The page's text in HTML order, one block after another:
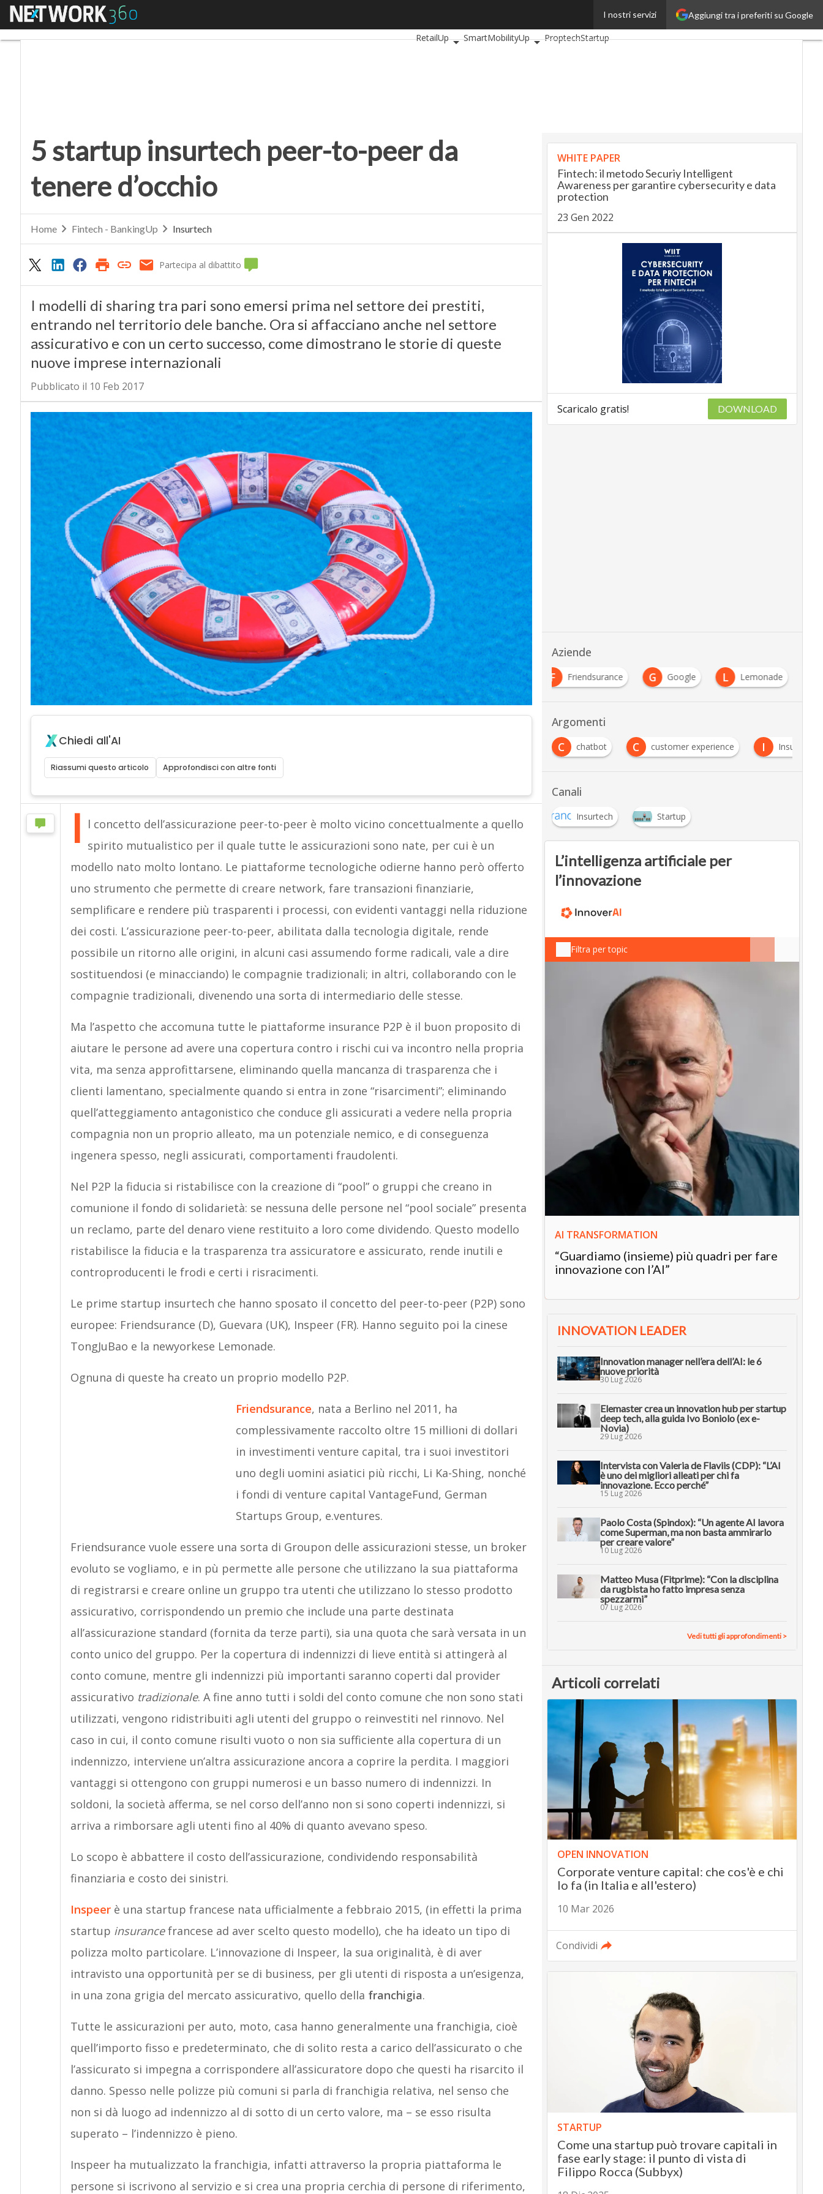
Aggiungi tra i preferiti su Google
I nostri servizi
Menu
InsuranceUp
RetailUp
SmartMobilityUp ProptechStartup
5 startup insurtech peer-to-peer da
tenere d’occhio
Home Fintech - BankingUp Insurtech
Partecipa al dibattito
I modelli di sharing tra pari sono emersi prima nel settore dei prestiti,
entrando nel territorio dele banche. Ora si affacciano anche nel settore
assicurativo e con un certo successo, come dimostrano le storie di queste
nuove imprese internazionali
Pubblicato il 10 Feb 2017
Chiedi all'AI
Riassumi questo articolo Approfondisci con altre fonti
I l concetto dell’assicurazione peer-to-peer è molto vicino concettualmente a quello
spirito mutualistico per il quale tutte le assicurazioni sono nate, per cui è un
modello nato molto lontano. Le piattaforme tecnologiche odierne hanno però offerto
uno strumento che permette di creare network, fare transazioni finanziarie,
semplificare e rendere più trasparenti i processi, con evidenti vantaggi nella riduzione
dei costi. L’assicurazione peer-to-peer, abilitata dalla tecnologia digitale, rende
possibile un ritorno alle origini, in alcuni casi assumendo forme radicali, vale a dire
sostituendosi (e minacciando) le compagnie tradizionali; in altri, collaborando con le
compagnie tradizionali, divenendo una sorta di intermediario delle stesse.
Ma l’aspetto che accomuna tutte le piattaforme insurance P2P è il buon proposito di
aiutare le persone ad avere una copertura contro i rischi cui va incontro nella propria
vita, ma senza approfittarsene, eliminando quella mancanza di trasparenza che i
clienti lamentano, specialmente quando si entra in zone “risarcimenti”; eliminando
quell’atteggiamento antagonistico che conduce gli assicurati a vedere nella propria
compagnia non un proprio alleato, ma un potenziale nemico, e di conseguenza
ingenera spesso, negli assicurati, comportamenti fraudolenti.
Nel P2P la fiducia si ristabilisce con la creazione di “pool” o gruppi che creano in
comunione il fondo di solidarietà: se nessuna delle persone nel “pool sociale” presenta
un reclamo, parte del denaro viene restituito a loro come dividendo. Questo modello
ristabilisce la fiducia e la trasparenza tra assicuratore e assicurato, rende inutili e
controproducenti le frodi e certi i risracimenti.
Le prime startup insurtech che hanno sposato il concetto del peer-to-peer (P2P) sono
europee: Friendsurance (D), Guevara (UK), Inspeer (FR). Hanno seguito poi la cinese
TongJuBao e la newyorkese Lemonade.
Ognuna di queste ha creato un proprio modello P2P.
Friendsurance, nata a Berlino nel 2011, ha
complessivamente raccolto oltre 15 millioni di dollari
in investimenti venture capital, tra i suoi investitori
uno degli uomini asiatici più ricchi, Li Ka-Shing, nonché
i fondi di venture capital VantageFund, German
Startups Group, e.ventures.
Friendsurance vuole essere una sorta di Groupon delle assicurazioni stesse, un broker
evoluto se vogliamo, e in pù permette alle persone che utilizzano la sua piattaforma
di registrarsi e creare online un gruppo tra utenti che utilizzano lo stesso prodotto
assicurativo, corrispondendo un premio che include una parte destinata
all’assicurazione standard (fornita da terze parti), sia una quota che sarà versata in un
conto unico del gruppo. Per la copertura di indennizzi di lieve entità si attingerà al
conto comune, mentre gli indennizzi più importanti saranno coperti dal provider
assicurativo tradizionale. A fine anno tutti i soldi del conto comune che non sono stati
utilizzati, vengono ridistribuiti agli utenti del gruppo o reinvestiti nel rinnovo. Nel
caso in cui, il conto comune risulti vuoto o non sia sufficiente alla copertura di un
indennizzo, interviene un’altra assicurazione ancora a coprire la perdita. I maggiori
vantaggi si ottengono con gruppi numerosi e un basso numero di indennizzi. In
soldoni, la società afferma, se nel corso dell’anno non si sono coperti indennizzi, si
arriva a rimborsare agli utenti fino al 40% di quanto avevano speso.
Lo scopo è abbattere il costo dell’assicurazione, condividendo responsabilità
finanziaria e costo dei sinistri.
Inspeer è una startup francese nata ufficialmente a febbraio 2015, (in effetti la prima
startup insurancefrancese ad aver scelto questo modello), che ha ideato un tipo di
polizza molto particolare. L’innovazione di Inspeer, la sua originalità, è di aver
intravisto una opportunità per se di business, per gli utenti di risposta a un’esigenza,
in una zona grigia del mercato assicurativo, quello della franchigia.
Tutte le assicurazioni per auto, moto, casa hanno generalmente una franchigia, cioè
quell’importo fisso e predeterminato, che di solito resta a carico dell’assicurato o che
l’assicurato si impegna a corrispondere all’assicuratore dopo che questi ha risarcito il
danno. Spesso nelle polizze più comuni si parla di franchigia relativa, nel senso che
non si dà luogo ad indennizzo al di sotto di un certo valore, ma – se esso risulta
superato – l’indennizzo è pieno.
Inspeer ha mutualizzato la franchigia, infatti attraverso la propria piattaforma le
persone si iscrivono al servizio e si crea una propria cerchia di persone di riferimento,
WHITE PAPER
Fintech: il metodo Securiy Intelligent
Awareness per garantire cybersecurity e data
protection
23 Gen 2022
Scaricalo gratis! DOWNLOAD
Aziende
F
Friendsurance G Google L Lemonade
Argomenti
C chatbot C customer experience I Insurtech
Canali
Insurtech Startup
L’intelligenza artificiale per
l’innovazione
Filtra per topic
AI TRANSFORMATION
“Guardiamo (insieme) più quadri per fare
innovazione con l’AI”
INNOVATION LEADER
Innovation manager nell’era dell’AI: le 6
nuove priorità
30 Lug 2026
Elemaster crea un innovation hub per startup
deep tech, alla guida Ivo Boniolo (ex e-
Novia)
29 Lug 2026
Intervista con Valeria de Flaviis (CDP): “L’AI
è uno dei migliori alleati per chi fa
innovazione. Ecco perché”
15 Lug 2026
Paolo Costa (Spindox): “Un agente AI lavora
come Superman, ma non basta ammirarlo
per creare valore”
10 Lug 2026
Matteo Musa (Fitprime): “Con la disciplina
da rugbista ho fatto impresa senza
spezzarmi”
07 Lug 2026
Vedi tutti gli approfondimenti >
Articoli correlati
OPEN INNOVATION
Corporate venture capital: che cos'è e chi
lo fa (in Italia e all'estero)
10 Mar 2026
Condividi
STARTUP
Come una startup può trovare capitali in
fase early stage: il punto di vista di
Filippo Rocca (Subbyx)